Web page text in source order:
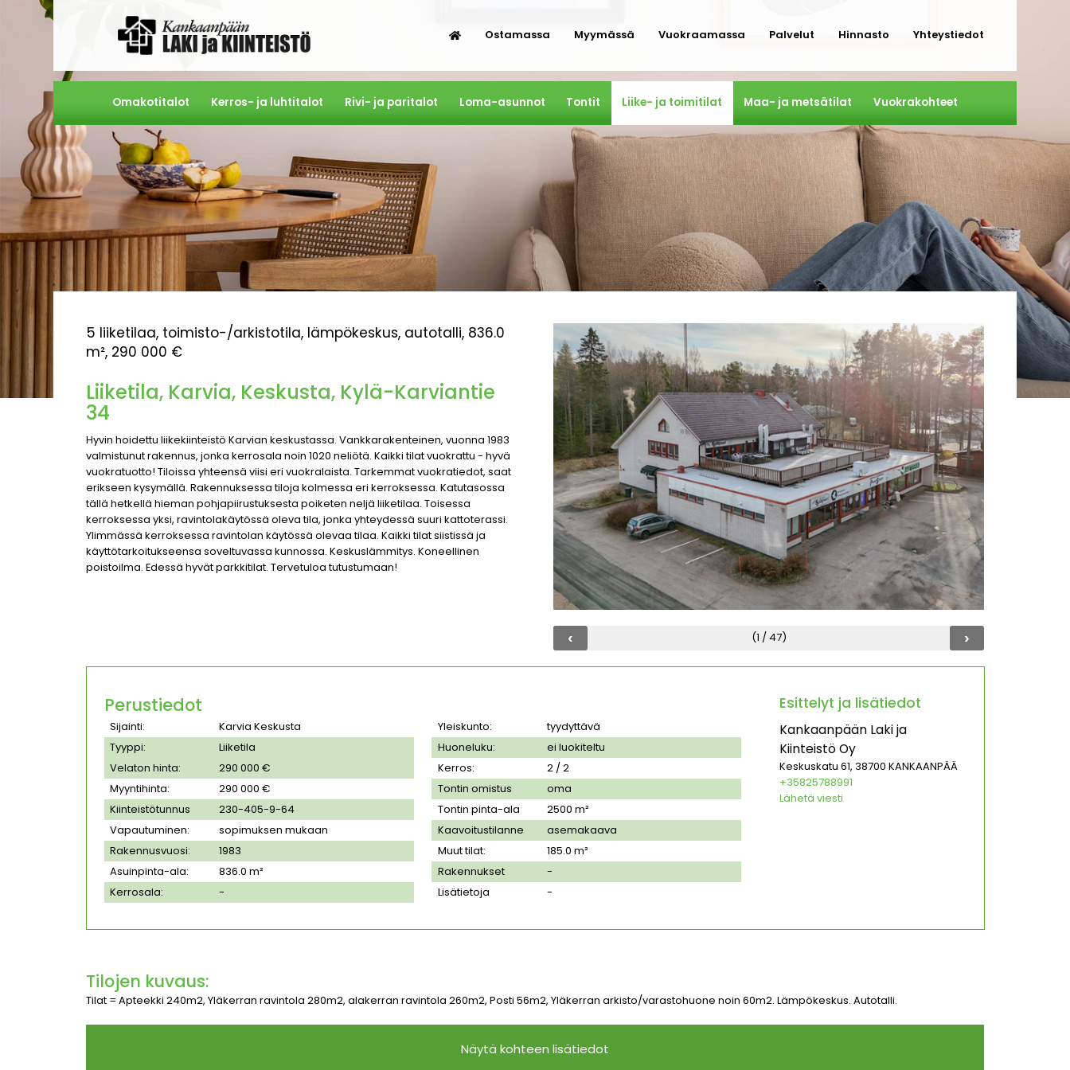
Ostamassa Myymässä Vuokraamassa Palvelut Hinnasto Yhteystiedot
Omakotitalot Kerros- ja luhtitalot Rivi- ja paritalot Loma-asunnot Tontit Liike- ja toimitilat Maa- ja metsätilat Vuokrakohteet
‹ (1 / 47) ›
5 liiketilaa, toimisto-/arkistotila, lämpökeskus, autotalli, 836.0
m², 290 000 €
Liiketila, Karvia, Keskusta, Kylä-Karviantie
34
Hyvin hoidettu liikekiinteistö Karvian keskustassa. Vankkarakenteinen, vuonna 1983
valmistunut rakennus, jonka kerrosala noin 1020 neliötä. Kaikki tilat vuokrattu - hyvä
vuokratuotto! Tiloissa yhteensä viisi eri vuokralaista. Tarkemmat vuokratiedot, saat
erikseen kysymällä. Rakennuksessa tiloja kolmessa eri kerroksessa. Katutasossa
tällä hetkellä hieman pohjapiirustuksesta poiketen neljä liiketilaa. Toisessa
kerroksessa yksi, ravintolakäytössä oleva tila, jonka yhteydessä suuri kattoterassi.
Ylimmässä kerroksessa ravintolan käytössä olevaa tilaa. Kaikki tilat siistissä ja
käyttötarkoitukseensa soveltuvassa kunnossa. Keskuslämmitys. Koneellinen
poistoilma. Edessä hyvät parkkitilat. Tervetuloa tutustumaan!
Perustiedot
Sijainti:
Karvia Keskusta
Tyyppi:
Liiketila
Velaton hinta:
290 000 €
Myyntihinta:
290 000 €
Kiinteistötunnus
230-405-9-64
Vapautuminen:
sopimuksen mukaan
Rakennusvuosi:
1983
Asuinpinta-ala:
836.0 m²
Kerrosala:
-
Yleiskunto:
tyydyttävä
Huoneluku:
ei luokiteltu
Kerros:
2 / 2
Tontin omistus
oma
Tontin pinta-ala
2500 m²
Kaavoitustilanne
asemakaava
Muut tilat:
185.0 m²
Rakennukset
-
Lisätietoja
-
Esittelyt ja lisätiedot
Kankaanpään Laki ja
Kiinteistö Oy
Keskuskatu 61, 38700 KANKAANPÄÄ
+35825788991
Lähetä viesti
Tilojen kuvaus:
Tilat = Apteekki 240m2, Yläkerran ravintola 280m2, alakerran ravintola 260m2, Posti 56m2, Yläkerran arkisto/varastohuone noin 60m2. Lämpökeskus. Autotalli.
Näytä kohteen lisätiedot